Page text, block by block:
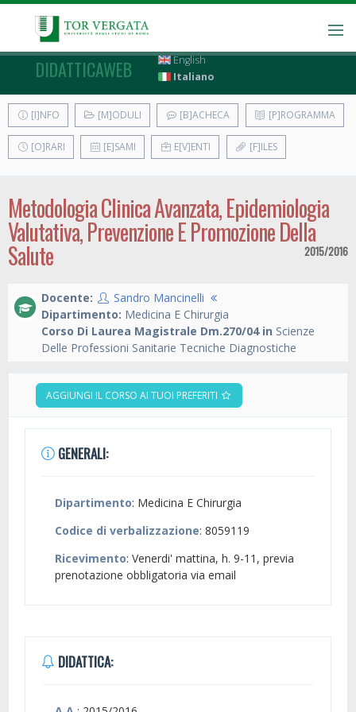
DIDATTICAWEB
English
Italiano
[I]NFO [M]ODULI [B]ACHECA [P]ROGRAMMA
[O]RARI [E]SAMI E[V]ENTI [F]ILES
Metodologia Clinica Avanzata, Epidemiologia
Valutativa, Prevenzione E Promozione Della
Salute 2015/2016
Docente:
Sandro Mancinelli
Dipartimento: Medicina E Chirurgia
Corso Di Laurea Magistrale Dm.270/04 in Scienze
Delle Professioni Sanitarie Tecniche Diagnostiche
AGGIUNGI IL CORSO AI TUOI PREFERITI
GENERALI:
Dipartimento: Medicina E Chirurgia
Codice di verbalizzazione: 8059119
Ricevimento: Venerdi' mattina, h. 9-11, previa
prenotazione obbligatoria via email
DIDATTICA: